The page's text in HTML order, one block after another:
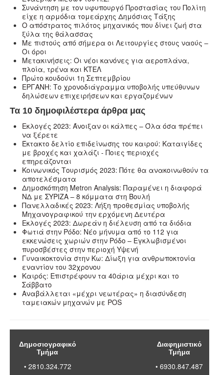
Συνάντηση με τον υφυπουργό Προστασίας του Πολίτη
είχε η αρμόδια τομεάρχης Δημόσιας Τάξης
Ο απόστρατος πιλότος μηχανικός που δίνει ζωή στα
ξύλα της θάλασσας
Με πιστούς από σήμερα οι Λειτουργίες στους ναούς –
Oι όροι
Μετακινήσεις: Οι νέοι κανόνες για αεροπλάνα,
πλοία, τρένα και ΚΤΕΛ
Πρώτο κουδούνι 1η Σεπτεμβρίου
ΕΡΓΑΝΗ: Το χρονοδιάγραμμα υποβολής υπεύθυνων
δηλώσεων επιχειρήσεων και εργαζομένων
Τα 10 δημοφιλέστερα άρθρα μας
Εκλογές 2023: Άνοιξαν οι κάλπες – Όλα όσα πρέπει
να ξέρετε
Έκτακτο δελτίο επιδείνωσης του καιρού: Καταιγίδες
με βροχές και χαλάζι - Ποιες περιοχές
επηρεάζονται
Κοινωνικός Τουρισμός 2023: Πότε θα ανακοινωθούν τα
αποτελέσματα
Δημοσκόπηση Metron Analysis: Παραμένει η διαφορά
ΝΔ με ΣΥΡΙΖΑ – 8 κόμματα στη Βουλή
Πανελλαδικές 2023: Λήξη προθεσμίας υποβολής
Μηχανογραφικού την ερχόμενη Δευτέρα
Εκλογές 2023: Δωρεάν η διέλευση από τα διόδια
Φωτιά στην Ρόδο: Νέο μήνυμα από το 112 για
εκκενώσεις χωριών στην Ρόδο – Εγκλωβισμένοι
πυροσβέστες στην περιοχή Υψενή
Γυναικοκτονία στην Κω: Δίωξη για ανθρωποκτονία
εναντίον του 32χρονου
Καιρός: Επιστρέφουν τα 40άρια μέχρι και το
Σάββατο
Αναβάλλεται «μέχρι νεωτέρας» η διασύνδεση
ταμειακών μηχανών με POS
Δημοσιογραφικό
Τμήμα
• 2810.324.772
Διαφημιστικό
Τμήμα
• 6930.847.487